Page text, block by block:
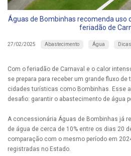
Águas de Bombinhas recomenda uso
feriadão de
27/02/2025 Abastecimento Água Dicas
Com o feriadão de Carnaval e o calor
se prepara para receber um grande fluxo
cidades turísticas como Bombinhas. Esse
desafio: garantir o abastecimento de água
A concessionária Águas de Bombinhas já
de água de cerca de 10% entre os dias 20
comparação com o mesmo período em
registradas no Estado.